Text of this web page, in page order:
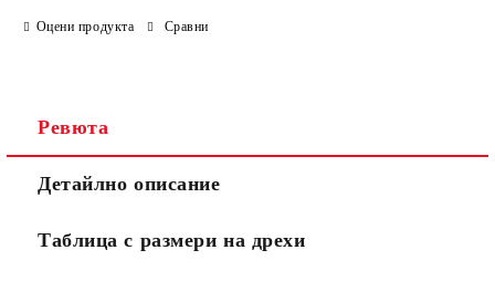
Оцени продукта Сравни
Ревюта
Детайлно описание
Таблица с размери на дрехи